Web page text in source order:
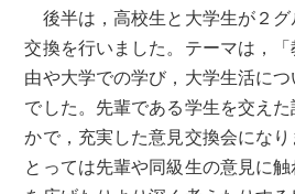
後半は，高校生と大学生が２
交換を行いました。テーマは，
由や大学での学び，大学生活につ
でした。先輩である学生を交え
かで，充実した意見交換会にな
とっては先輩や同級生の意見に